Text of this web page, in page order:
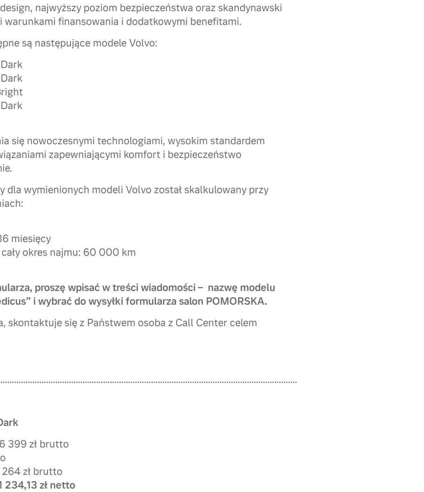
najwyższy poziom bezpieczeństwa oraz skandynawski
finansowania i dodatkowymi benefitami.
są następujące modele Volvo:
się nowoczesnymi technologiami, wysokim standardem
zapewniającymi komfort i bezpieczeństwo
dla wymienionych modeli Volvo został skalkulowany przy
miesięcy
okres najmu: 60 000 km
proszę wpisać w treści wiadomości – nazwę modelu
i wybrać do wysyłki formularza salon POMORSKA.
skontaktuje się z Państwem osoba z Call Center celem
399 zł brutto
zł brutto
234,13 zł netto